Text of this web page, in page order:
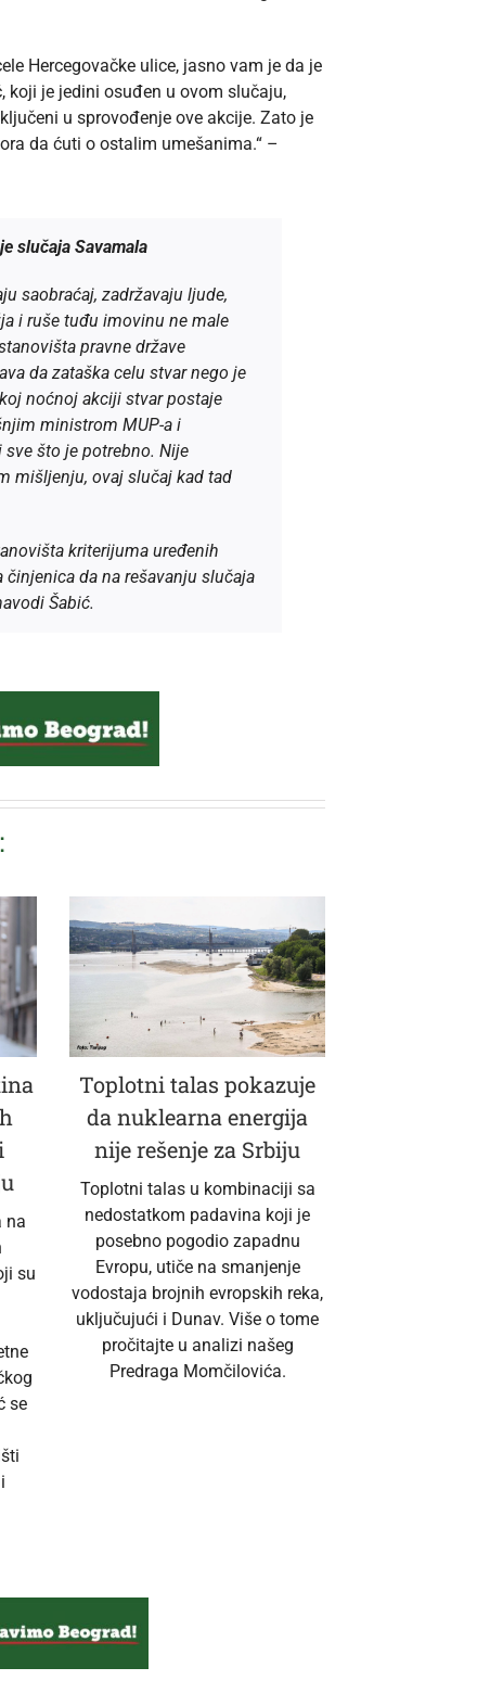
Hercegovačke ulice, jasno vam je da je
koji je jedini osuđen u ovom slučaju,
u sprovođenje ove akcije. Zato je
da ćuti o ostalim umešanima.“ –
slučaja Savamala
saobraćaj, zadržavaju ljude,
i ruše tuđu imovinu ne male
pravne države
da zataška celu stvar nego je
noćnoj akciji stvar postaje
ministrom MUP-a i
što je potrebno. Nije
mišljenju, ovaj slučaj kad tad
kriterijuma uređenih
da na rešavanju slučaja
Šabić.
na
su
se
Toplotni talas pokazuje
da nuklearna energija
nije rešenje za Srbiju
Toplotni talas u kombinaciji sa
nedostatkom padavina koji je
posebno pogodio zapadnu
Evropu, utiče na smanjenje
vodostaja brojnih evropskih reka,
uključujući i Dunav. Više o tome
pročitajte u analizi našeg
Predraga Momčilovića.